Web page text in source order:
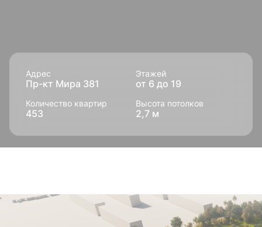
Адрес
Пр-кт Мира 381
Этажей
от 6 до 19
Количество квартир
453
Высота потолков
2,7 м